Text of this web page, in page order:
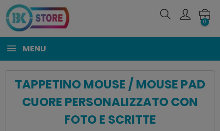
0
MENU
TAPPETINO MOUSE / MOUSE PAD
CUORE PERSONALIZZATO CON
FOTO E SCRITTE